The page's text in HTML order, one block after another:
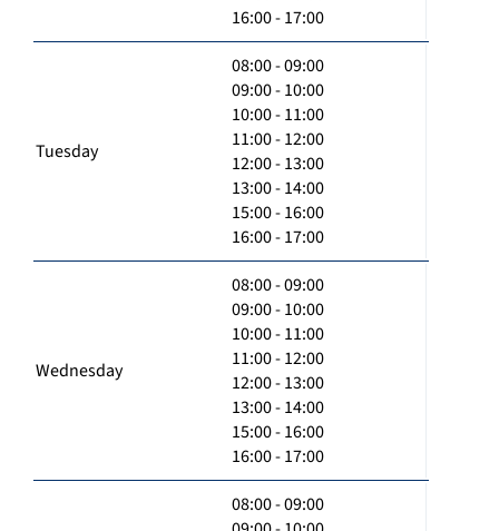
16:00 - 17:00
Tuesday
08:00 - 09:00
09:00 - 10:00
10:00 - 11:00
11:00 - 12:00
12:00 - 13:00
13:00 - 14:00
15:00 - 16:00
16:00 - 17:00
Wednesday
08:00 - 09:00
09:00 - 10:00
10:00 - 11:00
11:00 - 12:00
12:00 - 13:00
13:00 - 14:00
15:00 - 16:00
16:00 - 17:00
08:00 - 09:00